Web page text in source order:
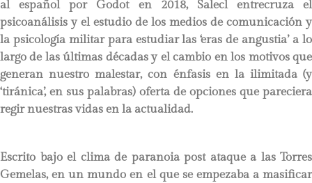
al español por Godot en 2018, Salecl entrecruza el
psicoanálisis y el estudio de los medios de comunicación y
la psicología militar para estudiar las ‘eras de angustia’ a lo
largo de las últimas décadas y el cambio en los motivos que
generan nuestro malestar, con énfasis en la ilimitada (y
‘tiránica’, en sus palabras) oferta de opciones que pareciera
regir nuestras vidas en la actualidad.
Escrito bajo el clima de paranoia post ataque a las Torres
Gemelas, en un mundo en el que se empezaba a masificar